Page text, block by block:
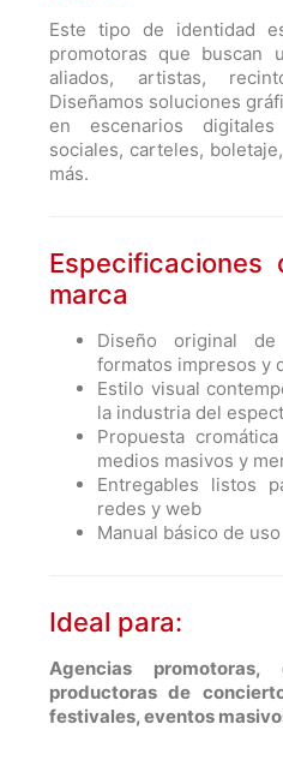
Este tipo de identidad
promotoras que buscan
aliados, artistas,
Diseñamos soluciones
en escenarios
sociales, carteles,
más.
marca
Diseño original
formatos impresos y
Estilo visual
la industria del
Propuesta
medios masivos y
Entregables listos
redes y web
Manual básico de
Ideal para:
Agencias promotoras,
productoras de
festivales, eventos